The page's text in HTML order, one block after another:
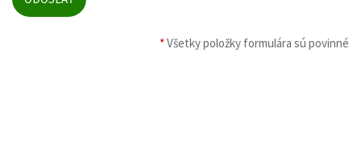
*Všetky položky formulára sú povinné